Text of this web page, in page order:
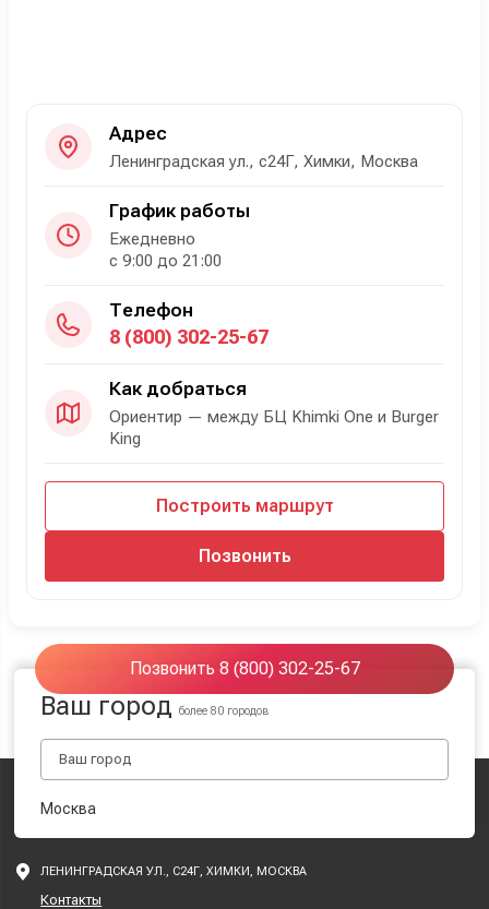
Адрес
Ленинградская ул., с24Г, Химки, Москва
График работы
Ежедневно
с 9:00 до 21:00
Телефон
8 (800) 302-25-67
Как добраться
Ориентир — между БЦ Khimki One и Burger
King
Построить маршрут
Позвонить
Позвонить 8 (800) 302-25-67
Ваш городболее 80 городов
Москва
ЛЕНИНГРАДСКАЯ УЛ., С24Г, ХИМКИ, МОСКВА
Контакты